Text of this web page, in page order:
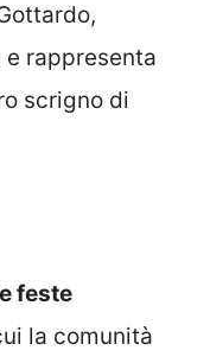
rappresenta
scrigno di
feste
la comunità